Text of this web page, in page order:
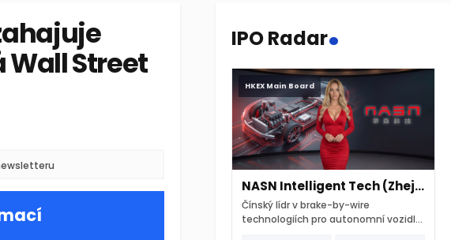
Wall Street
IPO Radar.
HKEX Main Board
NASN Intelligent Tech (Zhejiang)
Čínský lídr v brake-by-wire
technologiích pro autonomní vozidla